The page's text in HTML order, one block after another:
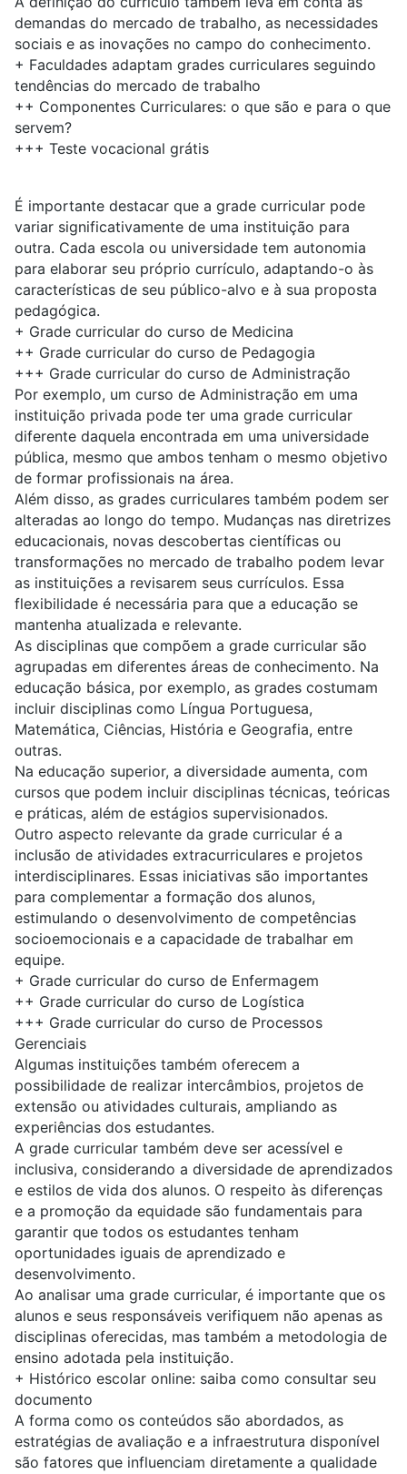
demandas do mercado de trabalho, as necessidades
sociais e as inovações no campo do conhecimento.
+ Faculdades adaptam grades curriculares seguindo
tendências do mercado de trabalho
++ Componentes Curriculares: o que são e para o que
servem?
+++ Teste vocacional grátis
É importante destacar que a grade curricular pode
variar significativamente de uma instituição para
outra. Cada escola ou universidade tem autonomia
para elaborar seu próprio currículo, adaptando-o às
características de seu público-alvo e à sua proposta
pedagógica.
+ Grade curricular do curso de Medicina
++ Grade curricular do curso de Pedagogia
+++ Grade curricular do curso de Administração
Por exemplo, um curso de Administração em uma
instituição privada pode ter uma grade curricular
diferente daquela encontrada em uma universidade
pública, mesmo que ambos tenham o mesmo objetivo
de formar profissionais na área.
Além disso, as grades curriculares também podem ser
alteradas ao longo do tempo. Mudanças nas diretrizes
educacionais, novas descobertas científicas ou
transformações no mercado de trabalho podem levar
as instituições a revisarem seus currículos. Essa
flexibilidade é necessária para que a educação se
mantenha atualizada e relevante.
As disciplinas que compõem a grade curricular são
agrupadas em diferentes áreas de conhecimento. Na
educação básica, por exemplo, as grades costumam
incluir disciplinas como Língua Portuguesa,
Matemática, Ciências, História e Geografia, entre
outras.
Na educação superior, a diversidade aumenta, com
cursos que podem incluir disciplinas técnicas, teóricas
e práticas, além de estágios supervisionados.
Outro aspecto relevante da grade curricular é a
inclusão de atividades extracurriculares e projetos
interdisciplinares. Essas iniciativas são importantes
para complementar a formação dos alunos,
estimulando o desenvolvimento de competências
socioemocionais e a capacidade de trabalhar em
equipe.
+ Grade curricular do curso de Enfermagem
++ Grade curricular do curso de Logística
+++ Grade curricular do curso de Processos
Gerenciais
Algumas instituições também oferecem a
possibilidade de realizar intercâmbios, projetos de
extensão ou atividades culturais, ampliando as
experiências dos estudantes.
A grade curricular também deve ser acessível e
inclusiva, considerando a diversidade de aprendizados
e estilos de vida dos alunos. O respeito às diferenças
e a promoção da equidade são fundamentais para
garantir que todos os estudantes tenham
oportunidades iguais de aprendizado e
desenvolvimento.
Ao analisar uma grade curricular, é importante que os
alunos e seus responsáveis verifiquem não apenas as
disciplinas oferecidas, mas também a metodologia de
ensino adotada pela instituição.
+ Histórico escolar online: saiba como consultar seu
documento
A forma como os conteúdos são abordados, as
estratégias de avaliação e a infraestrutura disponível
são fatores que influenciam diretamente a qualidade